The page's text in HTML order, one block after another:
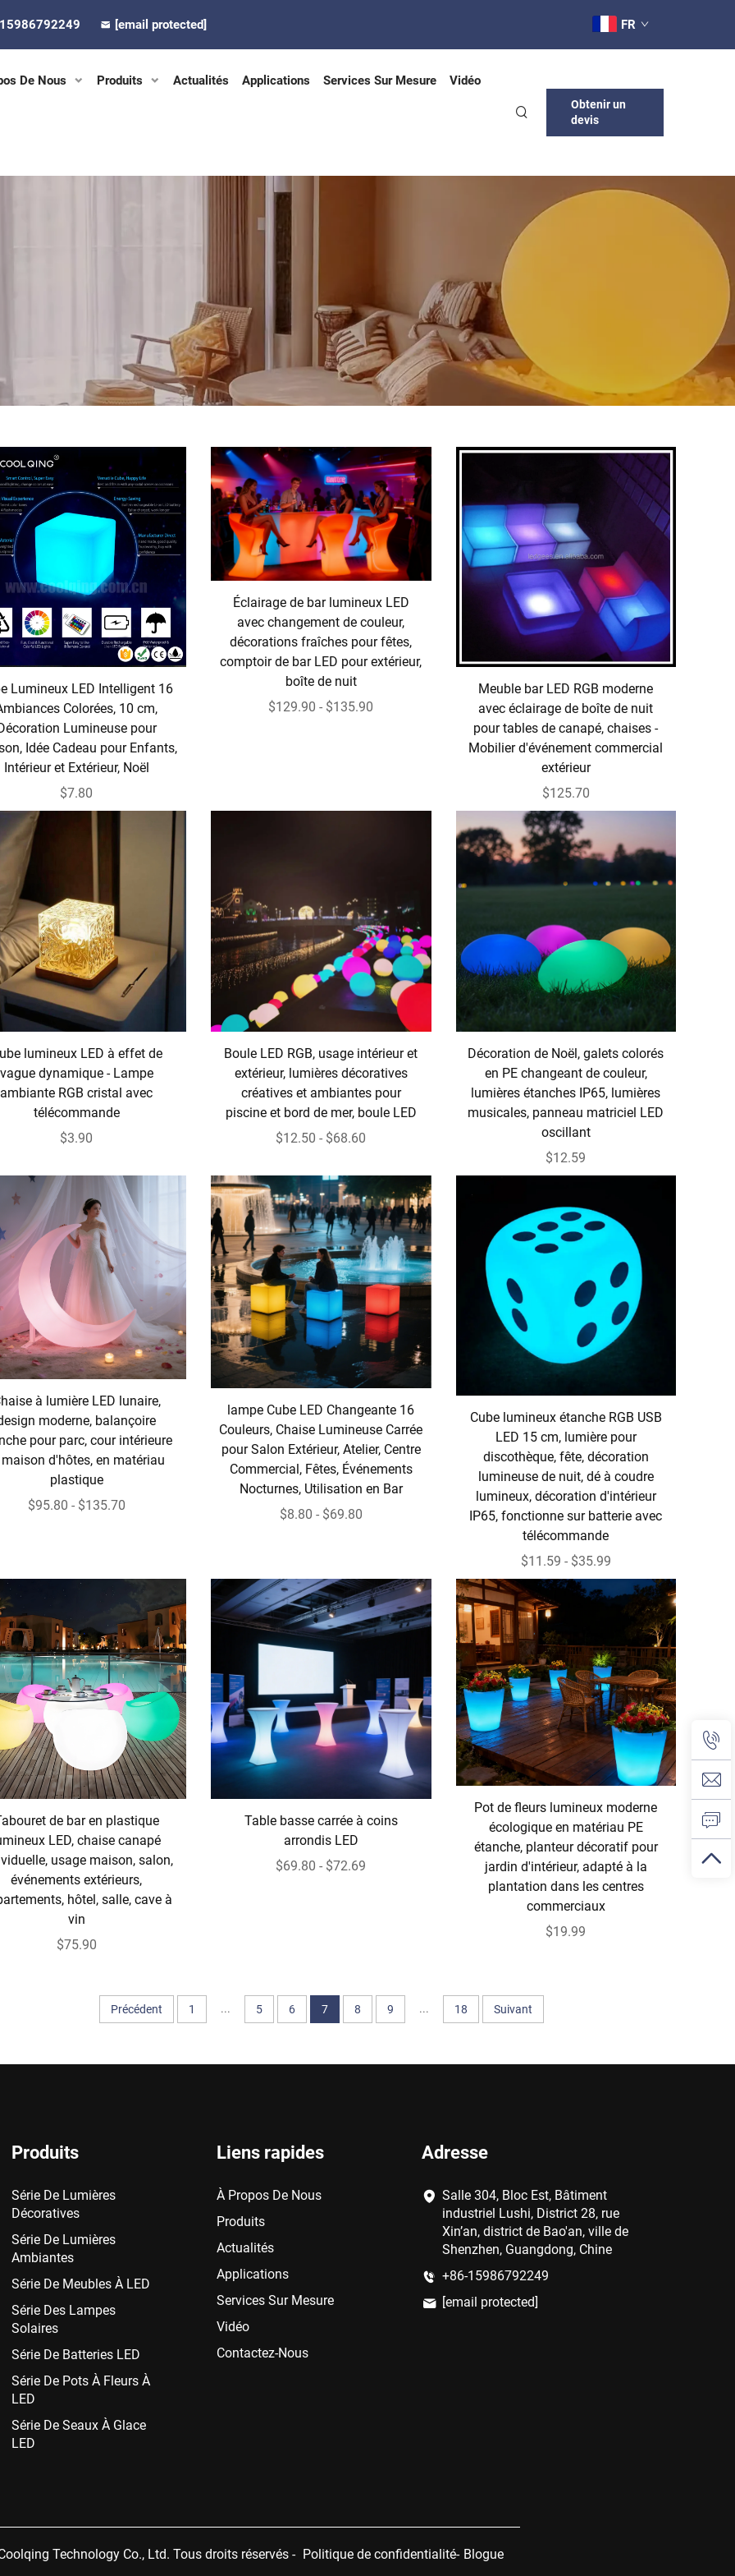
[email protected] FR
De Nous Produits Actualités Applications Services Sur Mesure Vidéo
Obtenir un
devis
Lumineux LED Intelligent 16
Colorées, 10 cm,
Lumineuse pour
Idée Cadeau pour Enfants,
Intérieur et Extérieur, Noël
$7.80
Éclairage de bar lumineux LED
avec changement de couleur,
décorations fraîches pour fêtes,
comptoir de bar LED pour extérieur,
boîte de nuit
$129.90 - $135.90
Meuble bar LED RGB moderne
avec éclairage de boîte de nuit
pour tables de canapé, chaises -
Mobilier d'événement commercial
extérieur
$125.70
lumineux LED à effet de
vague dynamique - Lampe
ambiante RGB cristal avec
télécommande
$3.90
Boule LED RGB, usage intérieur et
extérieur, lumières décoratives
créatives et ambiantes pour
piscine et bord de mer, boule LED
$12.50 - $68.60
Décoration de Noël, galets colorés
en PE changeant de couleur,
lumières étanches IP65, lumières
musicales, panneau matriciel LED
oscillant
$12.59
à lumière LED lunaire,
moderne, balançoire
pour parc, cour intérieure
d'hôtes, en matériau
plastique
$95.80 - $135.70
lampe Cube LED Changeante 16
Couleurs, Chaise Lumineuse Carrée
pour Salon Extérieur, Atelier, Centre
Commercial, Fêtes, Événements
Nocturnes, Utilisation en Bar
$8.80 - $69.80
Cube lumineux étanche RGB USB
LED 15 cm, lumière pour
discothèque, fête, décoration
lumineuse de nuit, dé à coudre
lumineux, décoration d'intérieur
IP65, fonctionne sur batterie avec
télécommande
$11.59 - $35.99
de bar en plastique
LED, chaise canapé
usage maison, salon,
événements extérieurs,
hôtel, salle, cave à
vin
$75.90
Table basse carrée à coins
arrondis LED
$69.80 - $72.69
Pot de fleurs lumineux moderne
écologique en matériau PE
étanche, planteur décoratif pour
jardin d'intérieur, adapté à la
plantation dans les centres
commerciaux
$19.99
Précédent 1 ... 5 6 7 8 9 ... 18 Suivant
Produits
Série De Lumières
Décoratives
Série De Lumières
Ambiantes
Série De Meubles À LED
Série Des Lampes
Solaires
Série De Batteries LED
Série De Pots À Fleurs À
LED
Série De Seaux À Glace
LED
Liens rapides
À Propos De Nous
Produits
Actualités
Applications
Services Sur Mesure
Vidéo
Contactez-Nous
Adresse
Salle 304, Bloc Est, Bâtiment
industriel Lushi, District 28, rue
Xin’an, district de Bao'an, ville de
Shenzhen, Guangdong, Chine
+86-15986792249
[email protected]
Technology Co., Ltd. Tous droits réservés - Politique de confidentialité- Blogue